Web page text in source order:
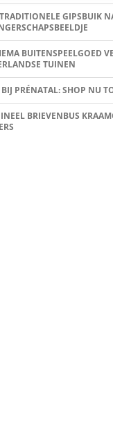
GIPSBUIK
BUITENSPEELGOED
TUINEN
BIJ PRÉNATAL: SHOP NU
BRIEVENBUS